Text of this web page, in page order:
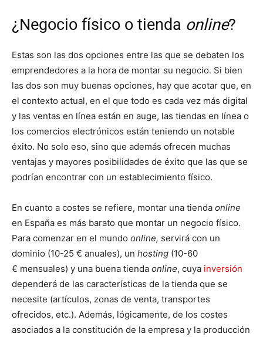
¿Negocio físico o tienda online?
Estas son las dos opciones entre las que se debaten los
emprendedores a la hora de montar su negocio. Si bien
las dos son muy buenas opciones, hay que acotar que, en
el contexto actual, en el que todo es cada vez más digital
y las ventas en línea están en auge, las tiendas en línea o
los comercios electrónicos están teniendo un notable
éxito. No solo eso, sino que además ofrecen muchas
ventajas y mayores posibilidades de éxito que las que se
podrían encontrar con un establecimiento físico.
En cuanto a costes se refiere, montar una tienda online
en España es más barato que montar un negocio físico.
Para comenzar en el mundo online, servirá con un
dominio (10-25 € anuales), un hosting (10-60
€ mensuales) y una buena tienda online, cuya inversión
dependerá de las características de la tienda que se
necesite (artículos, zonas de venta, transportes
ofrecidos, etc.). Además, lógicamente, de los costes
asociados a la constitución de la empresa y la producción